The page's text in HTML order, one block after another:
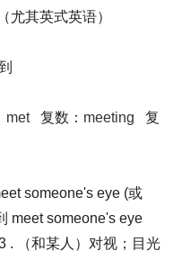
尤其英式英语）
met复数： meeting 复
someone's eye (或
meet someone's eye
. （和某人）对视；目光